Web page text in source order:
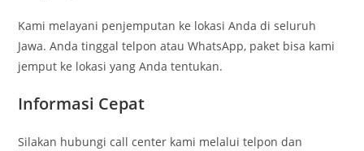
Kami melayani penjemputan ke lokasi Anda di seluruh
Jawa. Anda tinggal telpon atau WhatsApp, paket bisa kami
jemput ke lokasi yang Anda tentukan.
Informasi Cepat
Silakan hubungi call center kami melalui telpon dan